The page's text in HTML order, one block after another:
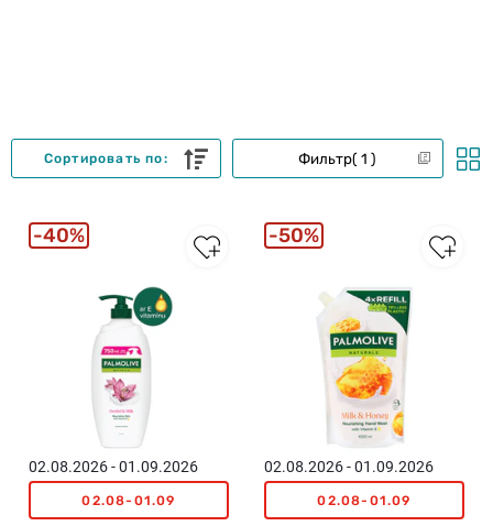
Фильтр 1
Сортировать по:
02.08.2026 - 01.09.2026
02.08-01.09
40%
02.08.2026 - 01.09.2026
02.08-01.09
50%